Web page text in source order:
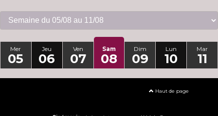
Mer
05
Jeu
06
Ven
07
Sam
08
Dim
09
Lun
10
Mar
11
Haut de page